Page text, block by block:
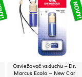
Osviežovač vzduchu – Dr.
Marcus Ecolo – New Car